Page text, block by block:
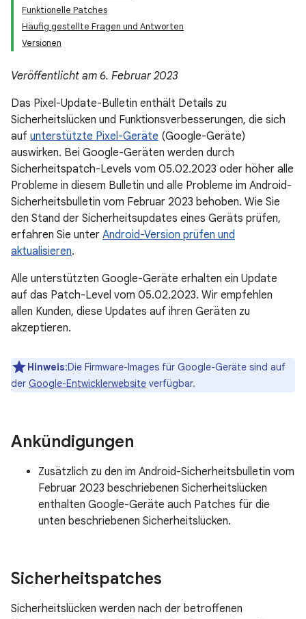
Funktionelle Patches
Häufig gestellte Fragen und Antworten
Versionen
Veröffentlicht am 6. Februar 2023
Das Pixel-Update-Bulletin enthält Details zu
Sicherheitslücken und Funktionsverbesserungen, die sich
auf unterstützte Pixel-Geräte (Google-Geräte)
auswirken. Bei Google-Geräten werden durch
Sicherheitspatch-Levels vom 05.02.2023 oder höher alle
Probleme in diesem Bulletin und alle Probleme im Android-
Sicherheitsbulletin vom Februar 2023 behoben. Wie Sie
den Stand der Sicherheitsupdates eines Geräts prüfen,
erfahren Sie unter Android-Version prüfen und
aktualisieren.
Alle unterstützten Google-Geräte erhalten ein Update
auf das Patch-Level vom 05.02.2023. Wir empfehlen
allen Kunden, diese Updates auf ihren Geräten zu
akzeptieren.
Hinweis:Die Firmware-Images für Google-Geräte sind auf
der Google-Entwicklerwebsite verfügbar.
Ankündigungen
Zusätzlich zu den im Android-Sicherheitsbulletin vom
Februar 2023 beschriebenen Sicherheitslücken
enthalten Google-Geräte auch Patches für die
unten beschriebenen Sicherheitslücken.
Sicherheitspatches
Sicherheitslücken werden nach der betroffenen